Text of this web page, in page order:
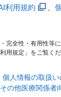
利用規約 、
全性・有用性
用規定」をご覧くだ
個人情報の取扱い
の他医療関係者